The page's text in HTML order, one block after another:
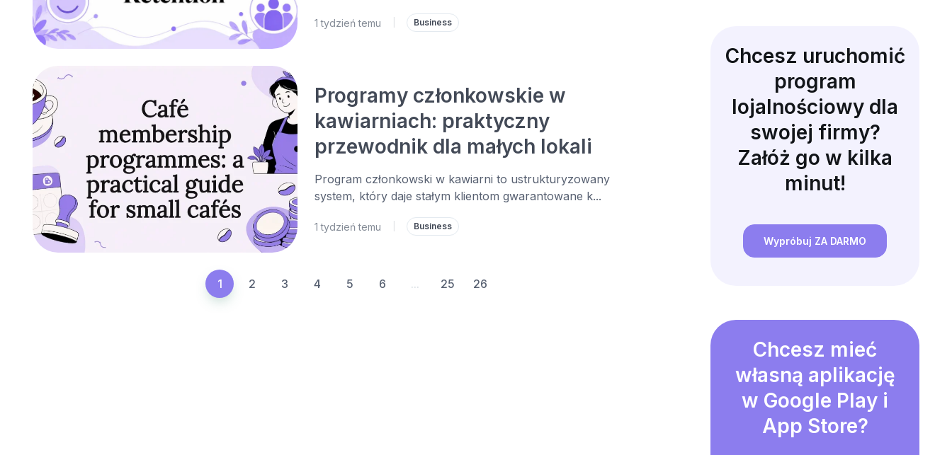
1 tydzień temu Business
Programy członkowskie w
kawiarniach: praktyczny
przewodnik dla małych lokali
Program członkowski w kawiarni to ustrukturyzowany
system, który daje stałym klientom gwarantowane k...
1 tydzień temu Business
1 2 3 4 5 6 ... 25 26
Chcesz uruchomić
program
lojalnościowy dla
swojej firmy?
Załóż go w kilka
minut!
Wypróbuj ZA DARMO
Chcesz mieć
własną aplikację
w Google Play i
App Store?